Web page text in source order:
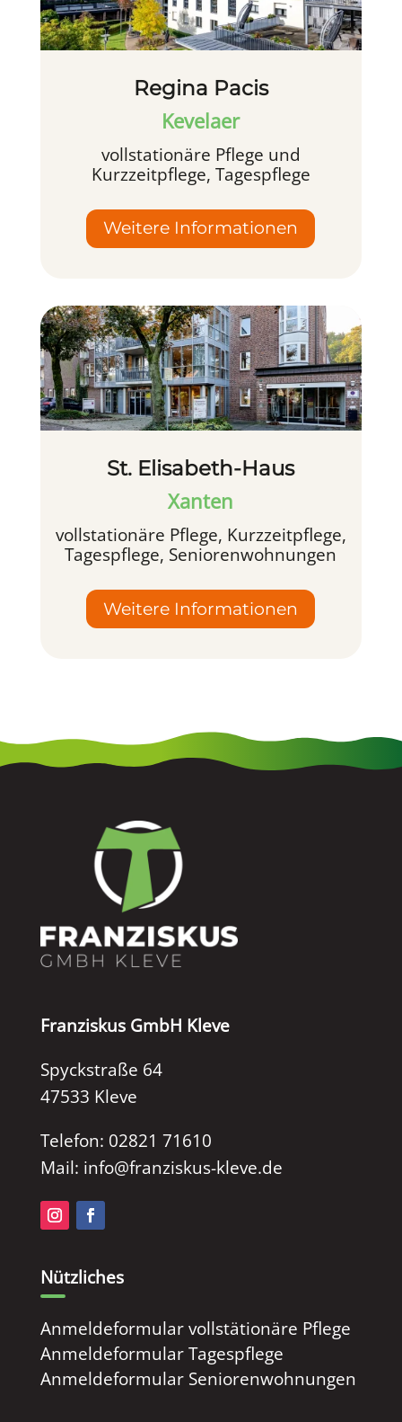
Regina Pacis
Kevelaer
vollstationäre Pflege und
Kurzzeitpflege, Tagespflege
Weitere Informationen
St. Elisabeth-Haus
Xanten
vollstationäre Pflege, Kurzzeitpflege,
Tagespflege, Seniorenwohnungen
Weitere Informationen
Franziskus GmbH Kleve
Spyckstraße 64
47533 Kleve
Telefon: 02821 71610
Mail: info@franziskus-kleve.de
Nützliches
Anmeldeformular vollstätionäre Pflege
Anmeldeformular Tagespflege
Anmeldeformular Seniorenwohnungen